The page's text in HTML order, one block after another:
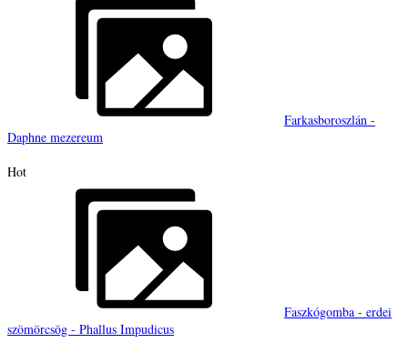
Farkasboroszlán -
Daphne mezereum
Hot
Faszkógomba - erdei
szömörcsög - Phallus Impudicus